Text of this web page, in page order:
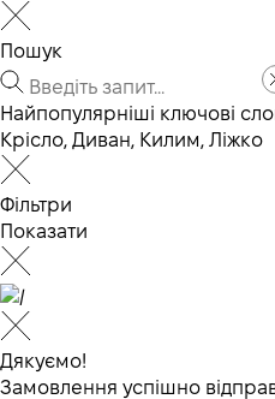
Пошук
Найпопулярніші ключові
Крісло, Диван, Килим, Ліжко
Фільтри
Показати
Дякуємо!
Замовлення успішно